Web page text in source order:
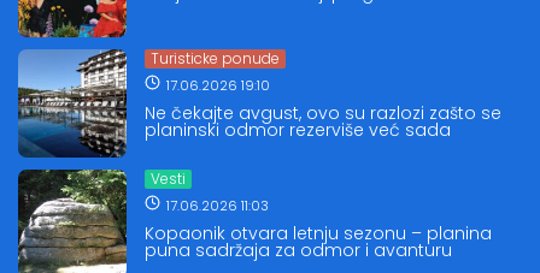
Turisticke ponude
17.06.2026 19:10
Ne čekajte avgust, ovo su razlozi zašto se
planinski odmor rezerviše već sada
Vesti
17.06.2026 11:03
Kopaonik otvara letnju sezonu – planina
puna sadržaja za odmor i avanturu